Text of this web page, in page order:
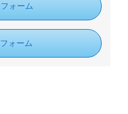
ォーム
ォーム